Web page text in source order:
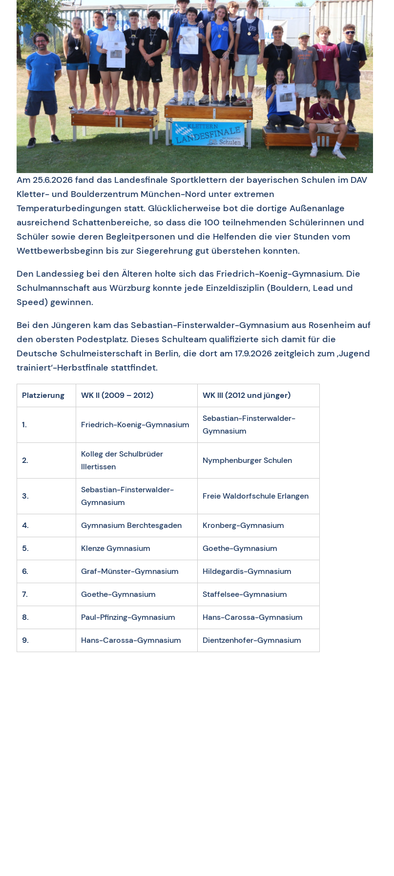
Am 25.6.2026 fand das Landesfinale Sportklettern der bayerischen Schulen im DAV
Kletter- und Boulderzentrum München-Nord unter extremen
Temperaturbedingungen statt. Glücklicherweise bot die dortige Außenanlage
ausreichend Schattenbereiche, so dass die 100 teilnehmenden Schülerinnen und
Schüler sowie deren Begleitpersonen und die Helfenden die vier Stunden vom
Wettbewerbsbeginn bis zur Siegerehrung gut überstehen konnten.
Den Landessieg bei den Älteren holte sich das Friedrich-Koenig-Gymnasium. Die
Schulmannschaft aus Würzburg konnte jede Einzeldisziplin (Bouldern, Lead und
Speed) gewinnen.
Bei den Jüngeren kam das Sebastian-Finsterwalder-Gymnasium aus Rosenheim auf
den obersten Podestplatz. Dieses Schulteam qualifizierte sich damit für die
Deutsche Schulmeisterschaft in Berlin, die dort am 17.9.2026 zeitgleich zum ‚Jugend
trainiert‘-Herbstfinale stattfindet.
Platzierung WK II (2009 – 2012) WK III (2012 und jünger)
1. Friedrich-Koenig-Gymnasium
Sebastian-Finsterwalder-
Gymnasium
2.
Kolleg der Schulbrüder
Illertissen
Nymphenburger Schulen
3.
Sebastian-Finsterwalder-
Gymnasium
Freie Waldorfschule Erlangen
4. Gymnasium Berchtesgaden Kronberg-Gymnasium
5. Klenze Gymnasium Goethe-Gymnasium
6. Graf-Münster-Gymnasium Hildegardis-Gymnasium
7. Goethe-Gymnasium Staffelsee-Gymnasium
8. Paul-Pfinzing-Gymnasium Hans-Carossa-Gymnasium
9. Hans-Carossa-Gymnasium Dientzenhofer-Gymnasium